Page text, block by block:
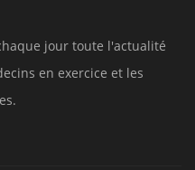
jour toute l'actualité
en exercice et les